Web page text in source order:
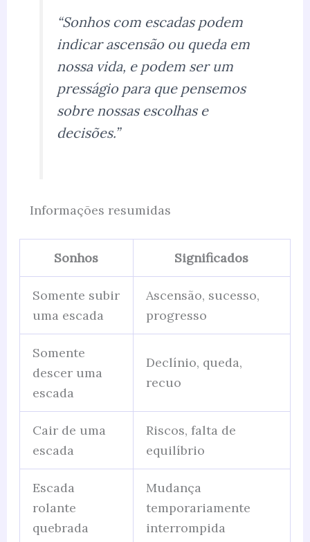
“Sonhos com escadas podem
indicar ascensão ou queda em
nossa vida, e podem ser um
presságio para que pensemos
sobre nossas escolhas e
decisões.”
Informações resumidas
Sonhos Significados
Somente subir
uma escada
Ascensão, sucesso,
progresso
Somente
descer uma
escada
Declínio, queda,
recuo
Cair de uma
escada
Riscos, falta de
equilíbrio
Escada
rolante
quebrada
Mudança
temporariamente
interrompida